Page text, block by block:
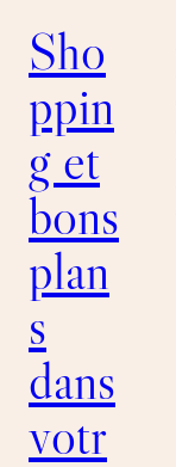
Sho
ppin
g et
bons
plan
s
dans
votr